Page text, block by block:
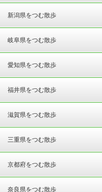
新潟県をつむ散歩
岐阜県をつむ散歩
愛知県をつむ散歩
福井県をつむ散歩
滋賀県をつむ散歩
三重県をつむ散歩
京都府をつむ散歩
奈良県をつむ散歩